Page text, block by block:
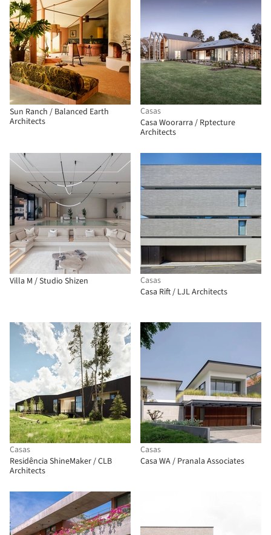
Sun Ranch / Balanced Earth
Architects
Casas
Casa Woorarra / Rptecture
Architects
Villa M / Studio Shizen
Casas
Casa Rift / LJL Architects
Casas
Residência ShineMaker / CLB
Architects
Casas
Casa WA / Pranala Associates